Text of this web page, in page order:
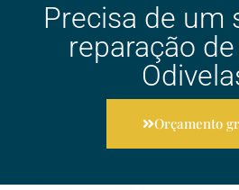
Precisa de um
reparação
Orçamento